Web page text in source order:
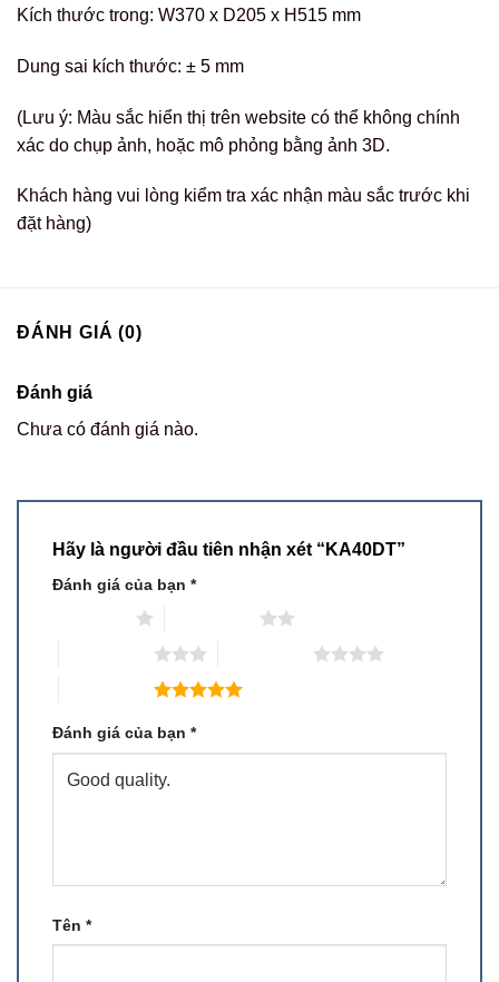
Kích thước trong: W370 x D205 x H515 mm
Dung sai kích thước: ± 5 mm
(Lưu ý: Màu sắc hiển thị trên website có thể không chính
xác do chụp ảnh, hoặc mô phỏng bằng ảnh 3D.
Khách hàng vui lòng kiểm tra xác nhận màu sắc trước khi
đặt hàng)
ĐÁNH GIÁ (0)
Đánh giá
Chưa có đánh giá nào.
Hãy là người đầu tiên nhận xét “KA40DT”
Đánh giá của bạn *
Đánh giá của bạn *
Tên *